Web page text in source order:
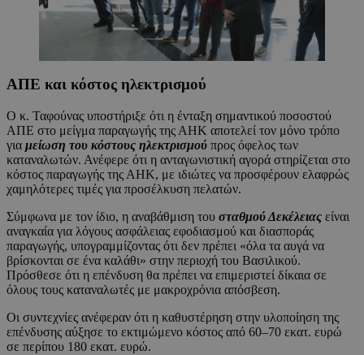
ΑΠΕ και κόστος ηλεκτρισμού
Ο κ. Ταφούνας υποστήριξε ότι η ένταξη σημαντικού ποσοστού
ΑΠΕ στο μείγμα παραγωγής της ΑΗΚ αποτελεί τον μόνο τρόπο
για μείωση του κόστους ηλεκτρισμού προς όφελος των
καταναλωτών. Ανέφερε ότι η ανταγωνιστική αγορά στηρίζεται στο
κόστος παραγωγής της ΑΗΚ, με ιδιώτες να προσφέρουν ελαφρώς
χαμηλότερες τιμές για προσέλκυση πελατών.
Σύμφωνα με τον ίδιο, η αναβάθμιση του σταθμού Δεκέλειας είναι
αναγκαία για λόγους ασφάλειας εφοδιασμού και διασποράς
παραγωγής, υπογραμμίζοντας ότι δεν πρέπει «όλα τα αυγά να
βρίσκονται σε ένα καλάθι» στην περιοχή του Βασιλικού.
Πρόσθεσε ότι η επένδυση θα πρέπει να επιμεριστεί δίκαια σε
όλους τους καταναλωτές με μακροχρόνια απόσβεση.
Οι συντεχνίες ανέφεραν ότι η καθυστέρηση στην υλοποίηση της
επένδυσης αύξησε το εκτιμώμενο κόστος από 60–70 εκατ. ευρώ
σε περίπου 180 εκατ. ευρώ.